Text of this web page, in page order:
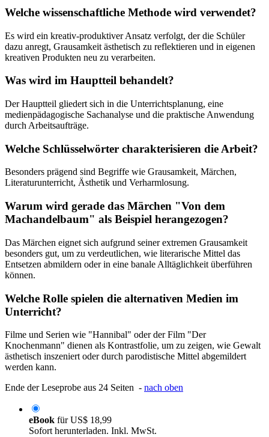
Welche wissenschaftliche Methode wird verwendet?
Es wird ein kreativ-produktiver Ansatz verfolgt, der die Schüler
dazu anregt, Grausamkeit ästhetisch zu reflektieren und in eigenen
kreativen Produkten neu zu verarbeiten.
Was wird im Hauptteil behandelt?
Der Hauptteil gliedert sich in die Unterrichtsplanung, eine
medienpädagogische Sachanalyse und die praktische Anwendung
durch Arbeitsaufträge.
Welche Schlüsselwörter charakterisieren die Arbeit?
Besonders prägend sind Begriffe wie Grausamkeit, Märchen,
Literaturunterricht, Ästhetik und Verharmlosung.
Warum wird gerade das Märchen "Von dem
Machandelbaum" als Beispiel herangezogen?
Das Märchen eignet sich aufgrund seiner extremen Grausamkeit
besonders gut, um zu verdeutlichen, wie literarische Mittel das
Entsetzen abmildern oder in eine banale Alltäglichkeit überführen
können.
Welche Rolle spielen die alternativen Medien im
Unterricht?
Filme und Serien wie "Hannibal" oder der Film "Der
Knochenmann" dienen als Kontrastfolie, um zu zeigen, wie Gewalt
ästhetisch inszeniert oder durch parodistische Mittel abgemildert
werden kann.
Ende der Leseprobe aus 24 Seiten - nach oben
eBook fürUS$ 18,99
Sofort herunterladen. Inkl. MwSt.